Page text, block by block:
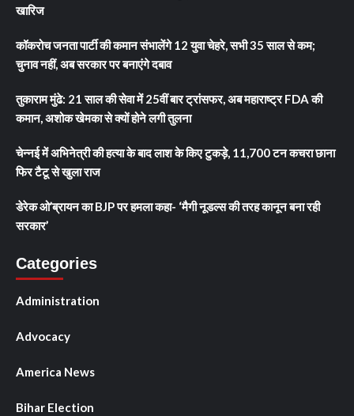
खारिज
कॉकरोच जनता पार्टी की कमान संभालेंगे 12 युवा चेहरे, सभी 35 साल से कम;
चुनाव नहीं, अब सरकार पर बनाएंगे दबाव
तुकाराम मुंढे: 21 साल की सेवा में 25वीं बार ट्रांसफर, अब महाराष्ट्र FDA की
कमान, अशोक खेमका से क्यों होने लगी तुलना
चेन्नई में अभिनेत्री की हत्या के बाद लाश के किए टुकड़े, 11,700 टन कचरा छाना
फिर टैटू से खुला राज
डेरेक ओ’ब्रायन का BJP पर हमला कहा- ‘मैगी नूडल्स की तरह कानून बना रही
सरकार’
Categories
Administration
Advocacy
America News
Bihar Election